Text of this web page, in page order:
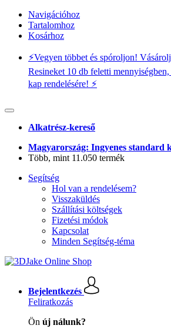
Navigációhoz
Tartalomhoz
Kosárhoz
⚡️Vegyen többet és spóroljon!
Resineket 10 db feletti
kap rendelésére! ⚡️
Alkatrész-kereső
Magyarország: Ingyenes standard
Több, mint 11.050 termék
Segítség
Hol van a rendelésem?
Visszaküldés
Szállítási költségek
Fizetési módok
Kapcsolat
Minden Segítség-téma
Bejelentkezés
Feliratkozás
Ön új nálunk?